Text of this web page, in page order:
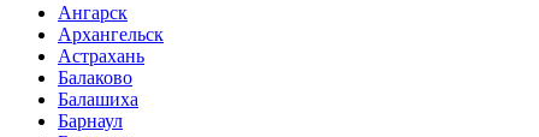
Ангарск
Архангельск
Астрахань
Балаково
Балашиха
Барнаул